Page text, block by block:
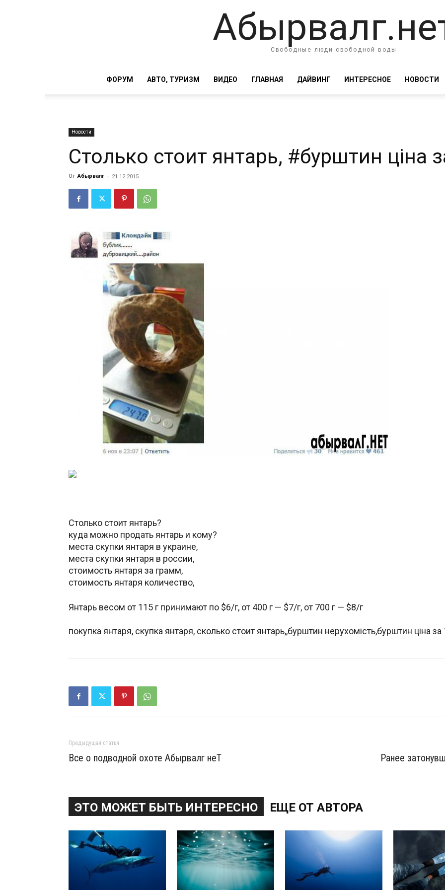
Свободные люди свободной воды
ФОРУМ АВТО, ТУРИЗМ ВИДЕО ГЛАВНАЯ ДАЙВИНГ ИНТЕРЕСНОЕ НОВОСТИ
Новости
Столько стоит янтарь, #бурштин ціна
От Абырвалг - 21.12.2015
Столько стоит янтарь?
куда можно продать янтарь и кому?
места скупки янтаря в украине,
места скупки янтаря в россии,
стоимость янтаря за грамм,
стоимость янтаря количество,
Янтарь весом от 115 г принимают по $6/г, от 400 г — $7/г, от 700 г — $8/г
покупка янтаря, скупка янтаря, сколько стоит янтарь,,бурштин нерухомість,бурштин ціна за
Предыдущая статья
Все о подводной охоте Абырвалг неТ Ранее
ЭТО МОЖЕТ БЫТЬ ИНТЕРЕСНО ЕЩЕ ОТ АВТОРА